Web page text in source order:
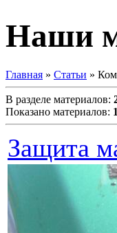
Наши
Главная » Статьи »
В разделе материалов:
Показано материалов:
Защита